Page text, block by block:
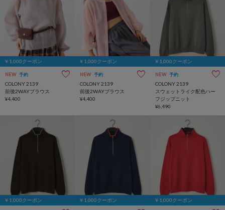
￥1,000クーポン
NEW 予約
COLONY 2139
前後2WAYブラウス
¥4,400
￥1,000クーポン
NEW 予約
COLONY 2139
前後2WAYブラウス
¥4,400
￥1,000クーポン
NEW 予約
COLONY 2139
スウェットライク配色ハー
フジップニット
¥6,490
￥1,000クーポン ￥1,000クーポン ￥1,000クーポン